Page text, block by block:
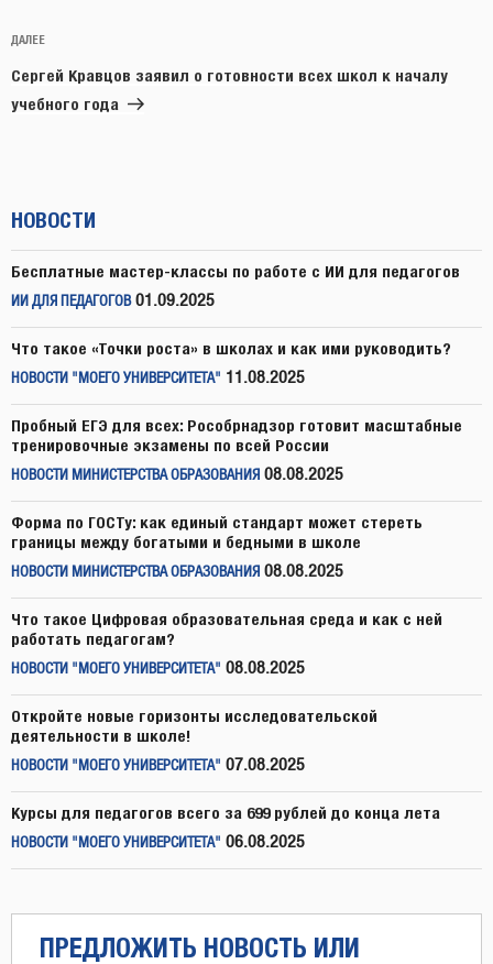
Следующая
запись
ДАЛЕЕ
Сергей Кравцов заявил о готовности всех школ к началу
учебного года
НОВОСТИ
Бесплатные мастер-классы по работе с ИИ для педагогов
ИИ ДЛЯ ПЕДАГОГОВ 01.09.2025
Что такое «Точки роста» в школах и как ими руководить?
НОВОСТИ "МОЕГО УНИВЕРСИТЕТА" 11.08.2025
Пробный ЕГЭ для всех: Рособрнадзор готовит масштабные
тренировочные экзамены по всей России
НОВОСТИ МИНИСТЕРСТВА ОБРАЗОВАНИЯ 08.08.2025
Форма по ГОСТу: как единый стандарт может стереть
границы между богатыми и бедными в школе
НОВОСТИ МИНИСТЕРСТВА ОБРАЗОВАНИЯ 08.08.2025
Что такое Цифровая образовательная среда и как с ней
работать педагогам?
НОВОСТИ "МОЕГО УНИВЕРСИТЕТА" 08.08.2025
Откройте новые горизонты исследовательской
деятельности в школе!
НОВОСТИ "МОЕГО УНИВЕРСИТЕТА" 07.08.2025
Курсы для педагогов всего за 699 рублей до конца лета
НОВОСТИ "МОЕГО УНИВЕРСИТЕТА" 06.08.2025
ПРЕДЛОЖИТЬ НОВОСТЬ ИЛИ